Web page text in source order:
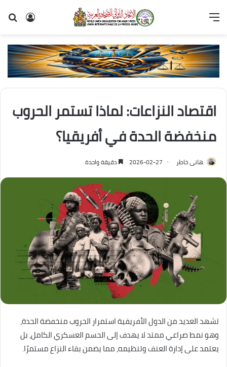
تسجيل
القائمة
اقتصاد النزاعات: لماذا تستمر الحروب
منخفضة الحدة في أفريقيا؟
هانى خاطر 2026-02-27 دقيقة واحدة
تشهد العديد من الدول الأفريقية استمرار الحروب منخفضة الحدة،
وهو نمط صراعي ممتد لا يهدف إلى الحسم العسكري الكامل، بل
يعتمد على إدارة العنف وتنظيمه، مما يضمن بقاء النزاع مستمرًا.